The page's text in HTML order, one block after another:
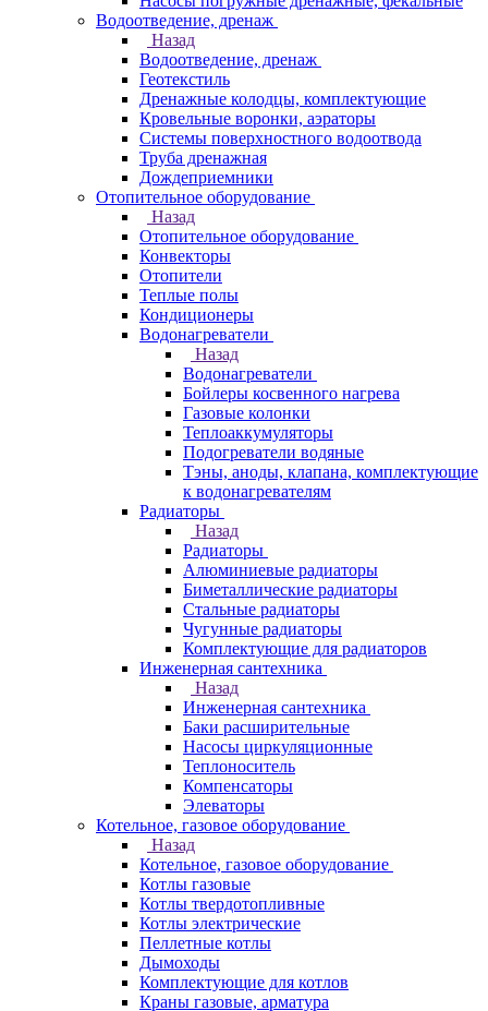
Водоотведение, дренаж
Назад
Водоотведение, дренаж
Геотекстиль
Дренажные колодцы, комплектующие
Кровельные воронки, аэраторы
Системы поверхностного водоотвода
Труба дренажная
Дождеприемники
Отопительное оборудование
Назад
Отопительное оборудование
Конвекторы
Отопители
Теплые полы
Кондиционеры
Водонагреватели
Назад
Водонагреватели
Бойлеры косвенного нагрева
Газовые колонки
Теплоаккумуляторы
Подогреватели водяные
Тэны, аноды, клапана, комплектующие
к водонагревателям
Радиаторы
Назад
Радиаторы
Алюминиевые радиаторы
Биметаллические радиаторы
Стальные радиаторы
Чугунные радиаторы
Комплектующие для радиаторов
Инженерная сантехника
Назад
Инженерная сантехника
Баки расширительные
Насосы циркуляционные
Теплоноситель
Компенсаторы
Элеваторы
Котельное, газовое оборудование
Назад
Котельное, газовое оборудование
Котлы газовые
Котлы твердотопливные
Котлы электрические
Пеллетные котлы
Дымоходы
Комплектующие для котлов
Краны газовые, арматура